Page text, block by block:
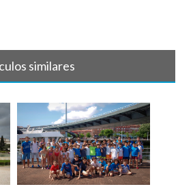
similares